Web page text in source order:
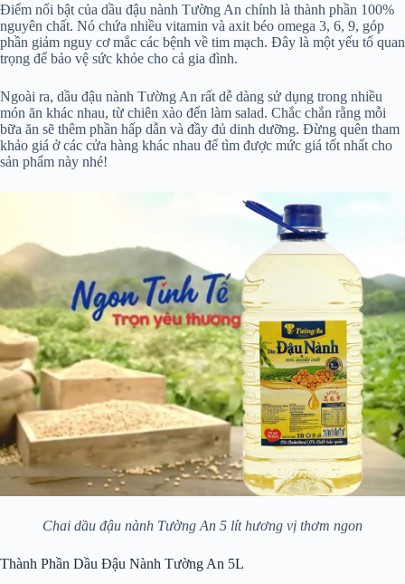
Điểm nổi bật của dầu đậu nành Tường An chính là thành phần 100%
nguyên chất. Nó chứa nhiều vitamin và axit béo omega 3, 6, 9, góp
phần giảm nguy cơ mắc các bệnh về tim mạch. Đây là một yếu tố quan
trọng để bảo vệ sức khỏe cho cả gia đình.
Ngoài ra, dầu đậu nành Tường An rất dễ dàng sử dụng trong nhiều
món ăn khác nhau, từ chiên xào đến làm salad. Chắc chắn rằng mỗi
bữa ăn sẽ thêm phần hấp dẫn và đầy đủ dinh dưỡng. Đừng quên tham
khảo giá ở các cửa hàng khác nhau để tìm được mức giá tốt nhất cho
sản phẩm này nhé!
Chai dầu đậu nành Tường An 5 lít hương vị thơm ngon
Thành Phần Dầu Đậu Nành Tường An 5L